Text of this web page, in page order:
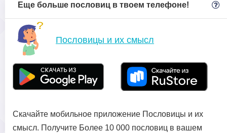
Еще больше пословиц в твоем телефоне!
Пословицы и их смысл
Скачайте мобильное приложение Пословицы и их
смысл. Получите Более 10 000 пословиц в вашем